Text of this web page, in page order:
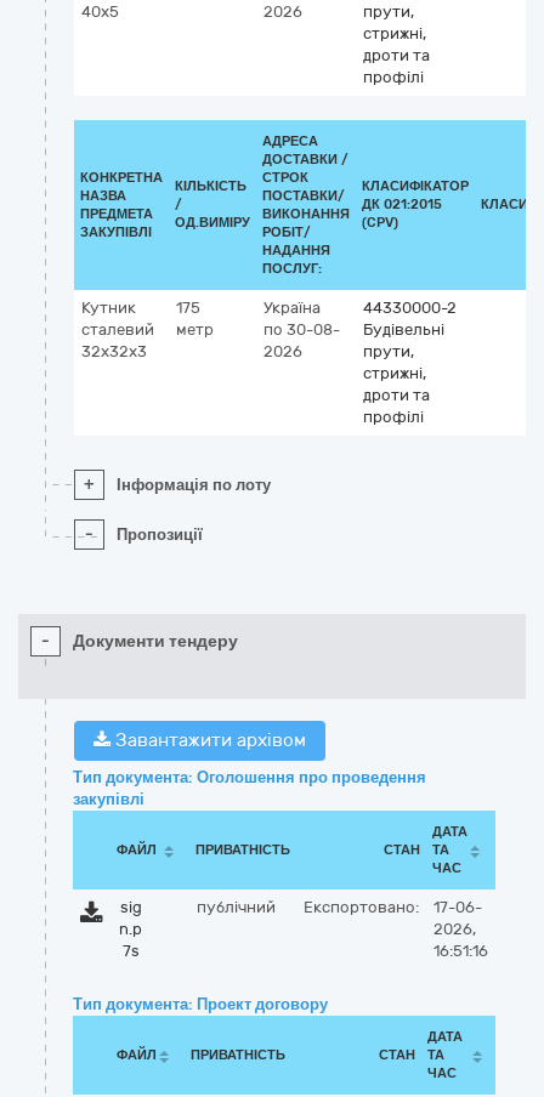
40х5
2026
прути,
стрижні,
дроти та
профілі
КОНКРЕТНА
НАЗВА
ПРЕДМЕТА
ЗАКУПІВЛІ
КІЛЬКІСТЬ
/
ОД.ВИМІРУ
АДРЕСА
ДОСТАВКИ /
СТРОК
ПОСТАВКИ/
ВИКОНАННЯ
РОБІТ/
НАДАННЯ
ПОСЛУГ:
КЛАСИФІКАТОР
ДК 021:2015
(CPV)
Кутник
сталевий
32х32х3
175
метр
Україна
по 30-08-
2026
44330000-2
Будівельні
прути,
стрижні,
дроти та
профілі
+ Інформація по лоту
- Пропозиції
- Документи тендеру
Завантажити архівом
Тип документа: Оголошення про проведення
закупівлі
ФАЙЛ ПРИВАТНІСТЬ СТАН
ДАТА
ТА
ЧАС
sig
n.p
7s
публічний Експортовано:
17-06-
2026,
16:51:16
Тип документа: Проект договору
ФАЙЛ ПРИВАТНІСТЬ СТАН
ДАТА
ТА
ЧАС